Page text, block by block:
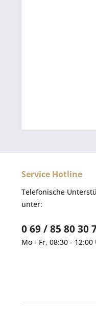
Service Hotline
Telefonische
unter:
0 69 / 85 80 30
Mo - Fr, 08:30 - 12:00